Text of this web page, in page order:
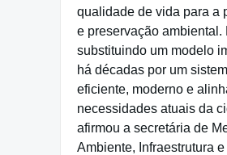
qualidade de vida para a
e preservação ambiental.
substituindo um modelo
há décadas por um
eficiente, moderno e
necessidades atuais da
afirmou a secretária de
Ambiente, Infraestrutura